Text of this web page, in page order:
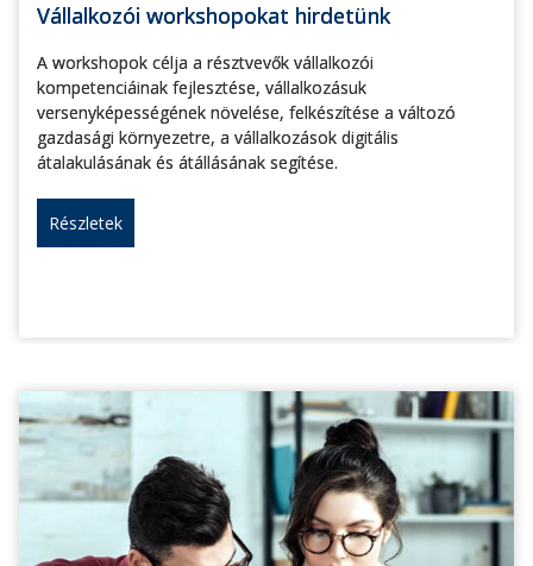
Vállalkozói workshopokat hirdetünk
A workshopok célja a résztvevők vállalkozói
kompetenciáinak fejlesztése, vállalkozásuk
versenyképességének növelése, felkészítése a változó
gazdasági környezetre, a vállalkozások digitális
átalakulásának és átállásának segítése.
Részletek